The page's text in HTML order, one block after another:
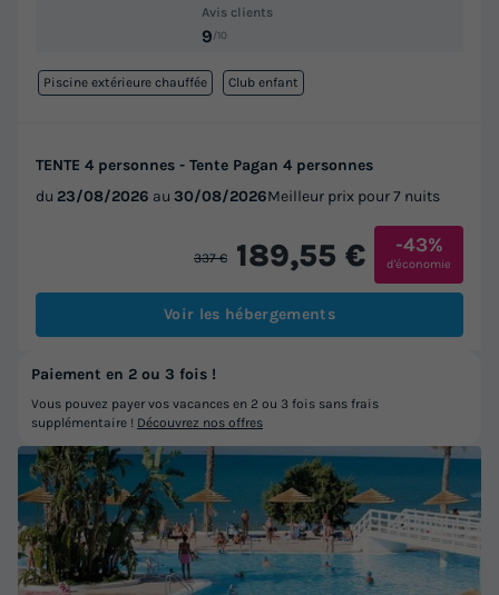
Avis clients
9/10
Piscine extérieure chauffée Club enfant
TENTE 4 personnes - Tente Pagan 4 personnes
du 23/08/2026 au 30/08/2026Meilleur prix pour 7 nuits
337 € 189,55 € -43%
d'économie
Voir les hébergements
Paiement en 2 ou 3 fois !
Vous pouvez payer vos vacances en 2 ou 3 fois sans frais
supplémentaire ! Découvrez nos offres